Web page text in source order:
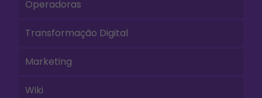
Operadoras
Transformação Digital
Marketing
Wiki